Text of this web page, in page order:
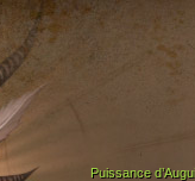
Puissance